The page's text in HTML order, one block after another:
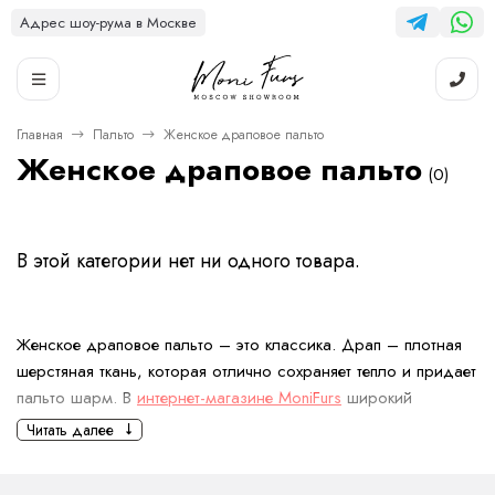
Адрес шоу-рума в Москве
Главная Пальто Женское драповое пальто
Женское драповое пальто (0)
В этой категории нет ни одного товара.
Женское драповое пальто – это классика. Драп – плотная
шерстяная ткань, которая отлично сохраняет тепло и придает
пальто шарм. В интернет-магазине MoniFurs широкий
ассортимент моделей. Они удовлетворят любой вкус.
Читать далее